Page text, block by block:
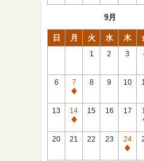
9月
日 月 火 水 木
1 2 3
6
7
休
館
日
8 9 10
13
14
休
館
15 16 17
20 21 22 23
24
休